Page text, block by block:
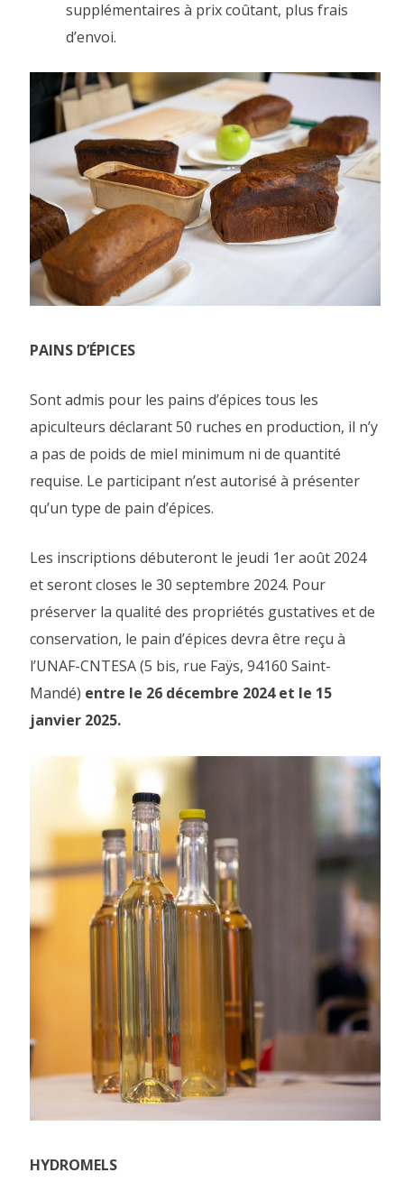
supplémentaires à prix coûtant, plus frais
d’envoi.
PAINS D’ÉPICES
Sont admis pour les pains d’épices tous les
apiculteurs déclarant 50 ruches en production, il n’y
a pas de poids de miel minimum ni de quantité
requise. Le participant n’est autorisé à présenter
qu’un type de pain d’épices.
Les inscriptions débuteront le jeudi 1er août 2024
et seront closes le 30 septembre 2024. Pour
préserver la qualité des propriétés gustatives et de
conservation, le pain d’épices devra être reçu à
l’UNAF-CNTESA (5 bis, rue Faÿs, 94160 Saint-
Mandé) entre le 26 décembre 2024 et le 15
janvier 2025.
HYDROMELS